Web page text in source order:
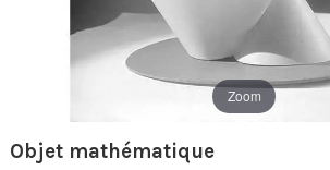
Zoom
Objet mathématique